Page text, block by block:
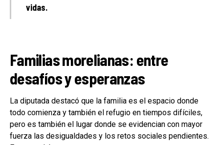
vidas.
Familias morelianas: entre
desafíos y esperanzas
La diputada destacó que la familia es el espacio donde
todo comienza y también el refugio en tiempos difíciles,
pero es también el lugar donde se evidencian con mayor
fuerza las desigualdades y los retos sociales pendientes.